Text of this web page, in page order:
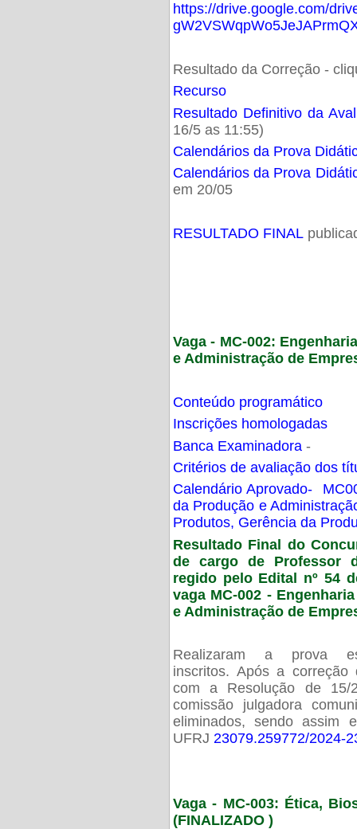
https://drive.google.com/
Resultado da Correção -
Recurso
Resultado Definitivo da
16/5 as 11:55)
Calendários da Prova
Calendários da Prova
em 20/05
RESULTADO FINAL
Vaga - MC-002:
e Administração de
Conteúdo programático
Inscrições homologadas
Banca Examinadora -
Critérios de avaliação dos
Calendário Aprovado-
da Produção e
Produtos, Gerência da
Resultado Final do
de cargo de Professor
regido pelo Edital nº 54
vaga MC-002 -
e Administração de
Realizaram a prova
inscritos. Após a
com a Resolução de 15/
comissão julgadora
eliminados, sendo assim
UFRJ 23079.259772/2024-
Vaga - MC-003: Ética,
(FINALIZADO )